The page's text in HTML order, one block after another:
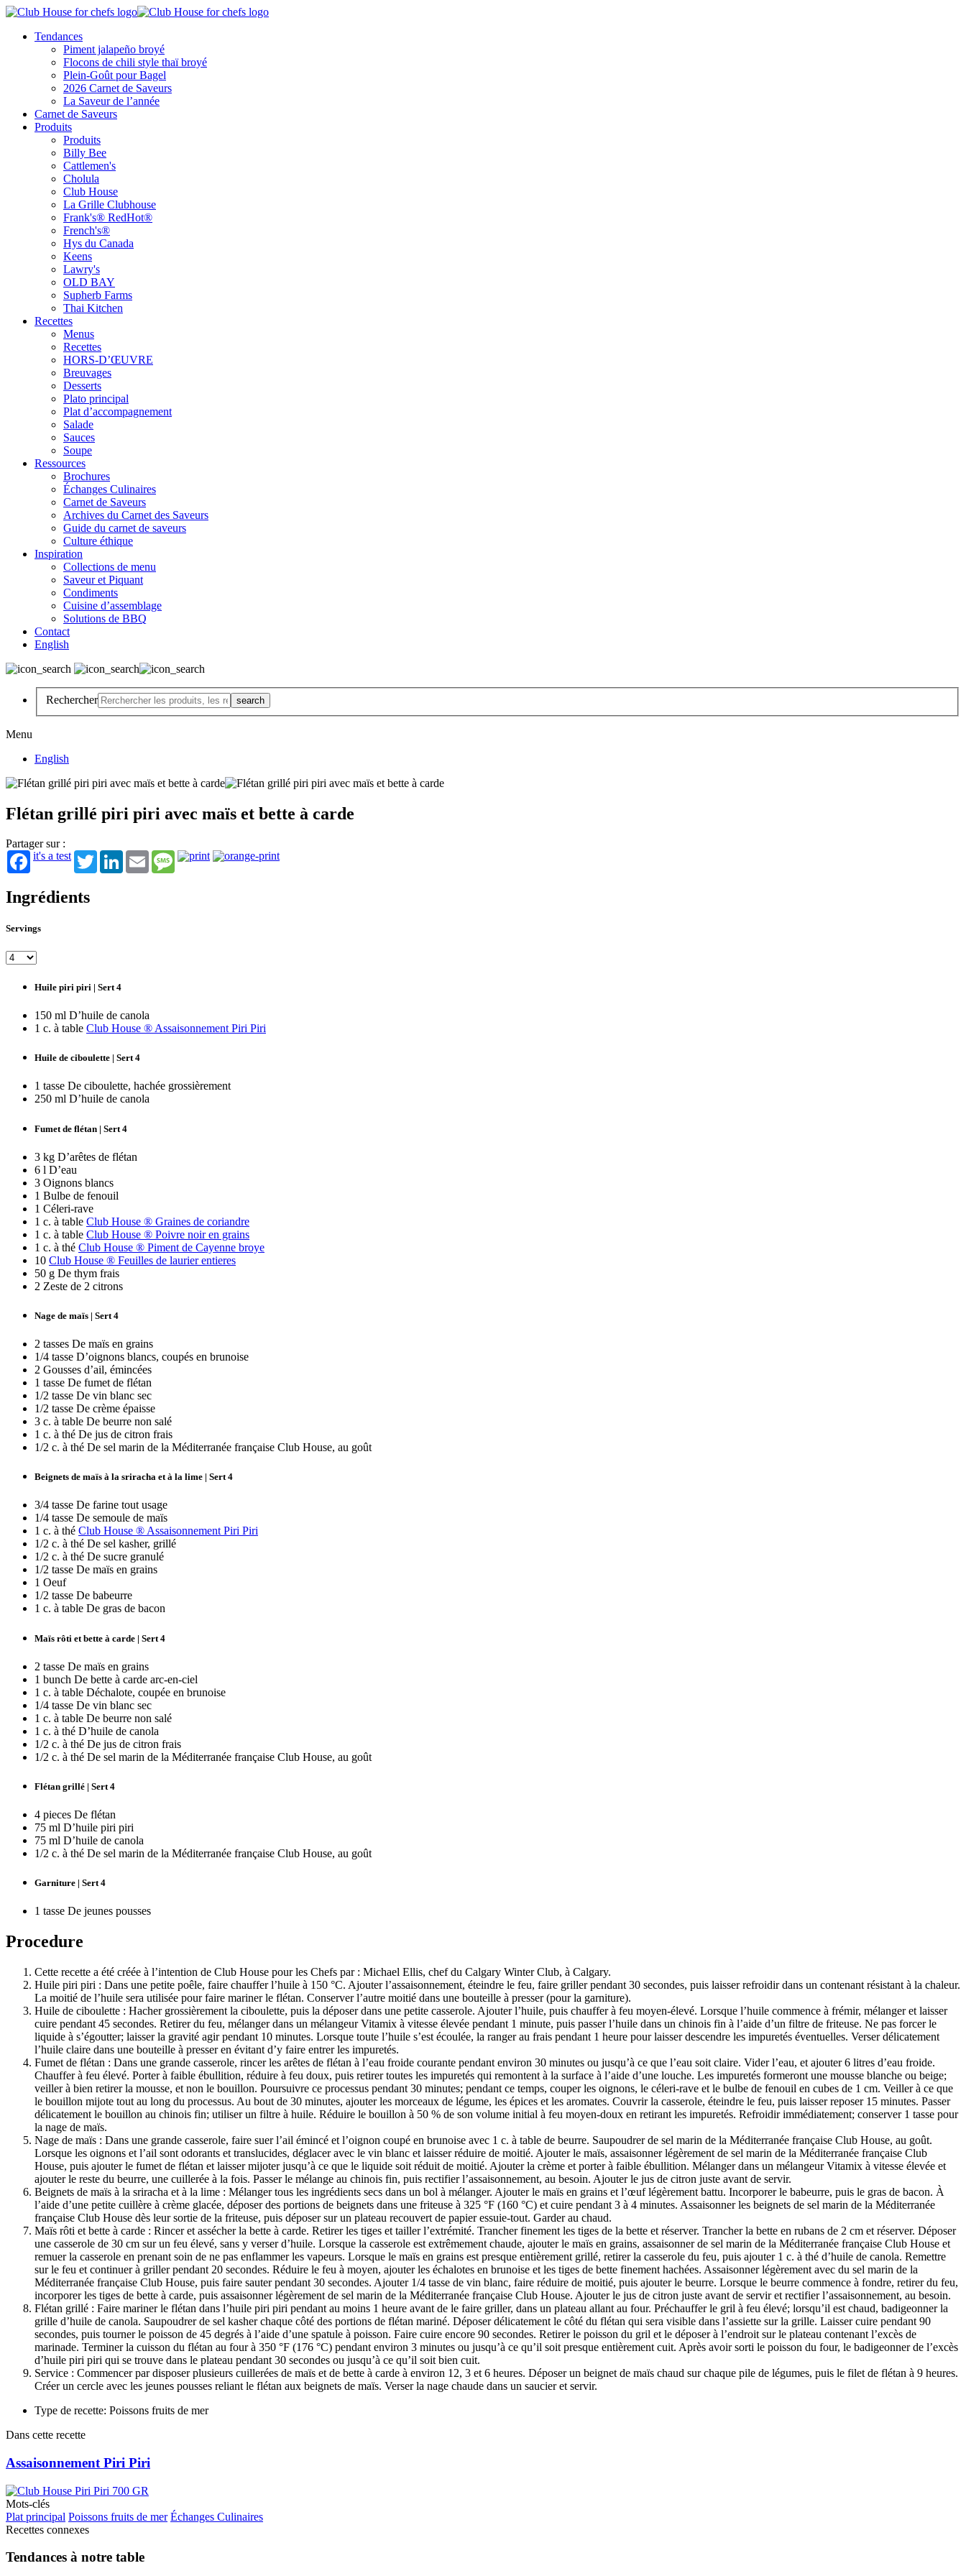
Tendances
Piment jalapeño broyé
Flocons de chili style thaï broyé
Plein-Goût pour Bagel
2026 Carnet de Saveurs
La Saveur de l’année
Carnet de Saveurs
Produits
Produits
Billy Bee
Cattlemen's
Cholula
Club House
La Grille Clubhouse
Frank's® RedHot®
French's®
Hys du Canada
Keens
Lawry's
OLD BAY
Supherb Farms
Thai Kitchen
Recettes
Menus
Recettes
HORS-D’ŒUVRE
Breuvages
Desserts
Plato principal
Plat d’accompagnement
Salade
Sauces
Soupe
Ressources
Brochures
Échanges Culinaires
Carnet de Saveurs
Archives du Carnet des Saveurs
Guide du carnet de saveurs
Culture éthique
Inspiration
Collections de menu
Saveur et Piquant
Condiments
Cuisine d’assemblage
Solutions de BBQ
Contact
English
Rechercher
Menu
English
Flétan grillé piri piri avec maïs et bette à carde
Partager sur :
it's a test
TwitterLinkedInEmail Message
Ingrédients
Servings
Huile piri piri | Sert 4
150 ml D’huile de canola
1 c. à table Club House ® Assaisonnement Piri Piri
Huile de ciboulette | Sert 4
1 tasse De ciboulette, hachée grossièrement
250 ml D’huile de canola
Fumet de flétan | Sert 4
3 kg D’arêtes de flétan
6 l D’eau
3 Oignons blancs
1 Bulbe de fenouil
1 Céleri-rave
1 c. à table Club House ® Graines de coriandre
1 c. à table Club House ® Poivre noir en grains
1 c. à thé Club House ® Piment de Cayenne broye
10 Club House ® Feuilles de laurier entieres
50 g De thym frais
2 Zeste de 2 citrons
Nage de maïs | Sert 4
2 tasses De maïs en grains
1/4 tasse D’oignons blancs, coupés en brunoise
2 Gousses d’ail, émincées
1 tasse De fumet de flétan
1/2 tasse De vin blanc sec
1/2 tasse De crème épaisse
3 c. à table De beurre non salé
1 c. à thé De jus de citron frais
1/2 c. à thé De sel marin de la Méditerranée française Club House, au goût
Beignets de maïs à la sriracha et à la lime | Sert 4
3/4 tasse De farine tout usage
1/4 tasse De semoule de maïs
1 c. à thé Club House ® Assaisonnement Piri Piri
1/2 c. à thé De sel kasher, grillé
1/2 c. à thé De sucre granulé
1/2 tasse De maïs en grains
1 Oeuf
1/2 tasse De babeurre
1 c. à table De gras de bacon
Maïs rôti et bette à carde | Sert 4
2 tasse De maïs en grains
1 bunch De bette à carde arc-en-ciel
1 c. à table Déchalote, coupée en brunoise
1/4 tasse De vin blanc sec
1 c. à table De beurre non salé
1 c. à thé D’huile de canola
1/2 c. à thé De jus de citron frais
1/2 c. à thé De sel marin de la Méditerranée française Club House, au goût
Flétan grillé | Sert 4
4 pieces De flétan
75 ml D’huile piri piri
75 ml D’huile de canola
1/2 c. à thé De sel marin de la Méditerranée française Club House, au goût
Garniture | Sert 4
1 tasse De jeunes pousses
Procedure
Cette recette a été créée à l’intention de Club House pour les Chefs par : Michael Ellis, chef du Calgary Winter Club, à Calgary.
Huile piri piri : Dans une petite poêle, faire chauffer l’huile à 150 °C. Ajouter l’assaisonnement, éteindre le feu, faire griller pendant 30 secondes, puis laisser refroidir dans un contenant résistant à la chaleur.
La moitié de l’huile sera utilisée pour faire mariner le flétan. Conserver l’autre moitié dans une bouteille à presser (pour la garniture).
Huile de ciboulette : Hacher grossièrement la ciboulette, puis la déposer dans une petite casserole. Ajouter l’huile, puis chauffer à feu moyen-élevé. Lorsque l’huile commence à frémir, mélanger et laisser
cuire pendant 45 secondes. Retirer du feu, mélanger dans un mélangeur Vitamix à vitesse élevée pendant 1 minute, puis passer l’huile dans un chinois fin à l’aide d’un filtre de friteuse. Ne pas forcer le
liquide à s’égoutter; laisser la gravité agir pendant 10 minutes. Lorsque toute l’huile s’est écoulée, la ranger au frais pendant 1 heure pour laisser descendre les impuretés éventuelles. Verser délicatement
l’huile claire dans une bouteille à presser en évitant d’y faire entrer les impuretés.
Fumet de flétan : Dans une grande casserole, rincer les arêtes de flétan à l’eau froide courante pendant environ 30 minutes ou jusqu’à ce que l’eau soit claire. Vider l’eau, et ajouter 6 litres d’eau froide.
Chauffer à feu élevé. Porter à faible ébullition, réduire à feu doux, puis retirer toutes les impuretés qui remontent à la surface à l’aide d’une louche. Les impuretés formeront une mousse blanche ou beige;
veiller à bien retirer la mousse, et non le bouillon. Poursuivre ce processus pendant 30 minutes; pendant ce temps, couper les oignons, le céleri-rave et le bulbe de fenouil en cubes de 1 cm. Veiller à ce que
le bouillon mijote tout au long du processus. Au bout de 30 minutes, ajouter les morceaux de légume, les épices et les aromates. Couvrir la casserole, éteindre le feu, puis laisser reposer 15 minutes. Passer
délicatement le bouillon au chinois fin; utiliser un filtre à huile. Réduire le bouillon à 50 % de son volume initial à feu moyen-doux en retirant les impuretés. Refroidir immédiatement; conserver 1 tasse pour
la nage de maïs.
Nage de maïs : Dans une grande casserole, faire suer l’ail émincé et l’oignon coupé en brunoise avec 1 c. à table de beurre. Saupoudrer de sel marin de la Méditerranée française Club House, au goût.
Lorsque les oignons et l’ail sont odorants et translucides, déglacer avec le vin blanc et laisser réduire de moitié. Ajouter le maïs, assaisonner légèrement de sel marin de la Méditerranée française Club
House, puis ajouter le fumet de flétan et laisser mijoter jusqu’à ce que le liquide soit réduit de moitié. Ajouter la crème et porter à faible ébullition. Mélanger dans un mélangeur Vitamix à vitesse élevée et
ajouter le reste du beurre, une cuillerée à la fois. Passer le mélange au chinois fin, puis rectifier l’assaisonnement, au besoin. Ajouter le jus de citron juste avant de servir.
Beignets de maïs à la sriracha et à la lime : Mélanger tous les ingrédients secs dans un bol à mélanger. Ajouter le maïs en grains et l’œuf légèrement battu. Incorporer le babeurre, puis le gras de bacon. À
l’aide d’une petite cuillère à crème glacée, déposer des portions de beignets dans une friteuse à 325 °F (160 °C) et cuire pendant 3 à 4 minutes. Assaisonner les beignets de sel marin de la Méditerranée
française Club House dès leur sortie de la friteuse, puis déposer sur un plateau recouvert de papier essuie-tout. Garder au chaud.
Maïs rôti et bette à carde : Rincer et assécher la bette à carde. Retirer les tiges et tailler l’extrémité. Trancher finement les tiges de la bette et réserver. Trancher la bette en rubans de 2 cm et réserver. Déposer
une casserole de 30 cm sur un feu élevé, sans y verser d’huile. Lorsque la casserole est extrêmement chaude, ajouter le maïs en grains, assaisonner de sel marin de la Méditerranée française Club House et
remuer la casserole en prenant soin de ne pas enflammer les vapeurs. Lorsque le maïs en grains est presque entièrement grillé, retirer la casserole du feu, puis ajouter 1 c. à thé d’huile de canola. Remettre
sur le feu et continuer à griller pendant 20 secondes. Réduire le feu à moyen, ajouter les échalotes en brunoise et les tiges de bette finement hachées. Assaisonner légèrement avec du sel marin de la
Méditerranée française Club House, puis faire sauter pendant 30 secondes. Ajouter 1/4 tasse de vin blanc, faire réduire de moitié, puis ajouter le beurre. Lorsque le beurre commence à fondre, retirer du feu,
incorporer les tiges de bette à carde, puis assaisonner légèrement de sel marin de la Méditerranée française Club House. Ajouter le jus de citron juste avant de servir et rectifier l’assaisonnement, au besoin.
Flétan grillé : Faire mariner le flétan dans l’huile piri piri pendant au moins 1 heure avant de le faire griller, dans un plateau allant au four. Préchauffer le gril à feu élevé; lorsqu’il est chaud, badigeonner la
grille d’huile de canola. Saupoudrer de sel kasher chaque côté des portions de flétan mariné. Déposer délicatement le côté du flétan qui sera visible dans l’assiette sur la grille. Laisser cuire pendant 90
secondes, puis tourner le poisson de 45 degrés à l’aide d’une spatule à poisson. Faire cuire encore 90 secondes. Retirer le poisson du gril et le déposer à l’endroit sur le plateau contenant l’excès de
marinade. Terminer la cuisson du flétan au four à 350 °F (176 °C) pendant environ 3 minutes ou jusqu’à ce qu’il soit presque entièrement cuit. Après avoir sorti le poisson du four, le badigeonner de l’excès
d’huile piri piri qui se trouve dans le plateau pendant 30 secondes ou jusqu’à ce qu’il soit bien cuit.
Service : Commencer par disposer plusieurs cuillerées de maïs et de bette à carde à environ 12, 3 et 6 heures. Déposer un beignet de maïs chaud sur chaque pile de légumes, puis le filet de flétan à 9 heures.
Créer un cercle avec les jeunes pousses reliant le flétan aux beignets de maïs. Verser la nage chaude dans un saucier et servir.
Type de recette: Poissons fruits de mer
Dans cette recette
Assaisonnement Piri Piri
Mots-clés
Plat principal Poissons fruits de mer Échanges Culinaires
Recettes connexes
Tendances à notre table